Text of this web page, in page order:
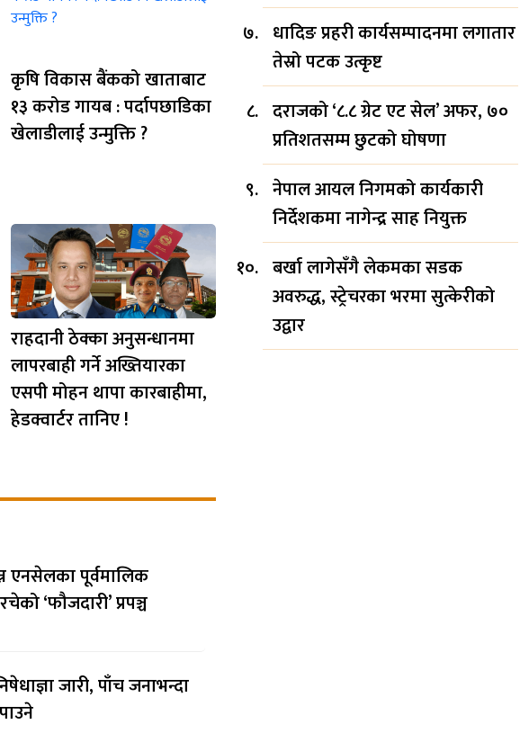
कृषि विकास बैंकको खाताबाट
१३ करोड गायब : पर्दापछाडिका
खेलाडीलाई उन्मुक्ति ?
राहदानी ठेक्का अनुसन्धानमा
लापरबाही गर्ने अख्तियारका
एसपी मोहन थापा कारबाहीमा,
हेडक्वार्टर तानिए !
एनसेलका पूर्वमालिक
‘फौजदारी’ प्रपञ्च
जारी, पाँच जनाभन्दा
धादिङ प्रहरी कार्यसम्पादनमा लगातार
तेस्रो पटक उत्कृष्ट
दराजको ‘८.८ ग्रेट एट सेल’ अफर, ७०
प्रतिशतसम्म छुटको घोषणा
नेपाल आयल निगमको कार्यकारी
निर्देशकमा नागेन्द्र साह नियुक्त
बर्खा लागेसँगै लेकमका सडक
अवरुद्ध, स्ट्रेचरका भरमा सुत्केरीको
उद्वार